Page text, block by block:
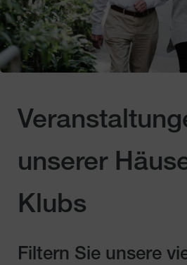
unserer
Klubs
Filtern Sie unsere